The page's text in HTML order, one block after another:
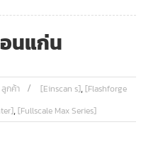
นแก่น
ลูกค้า [Einscan s],[Flashforge
,[Fullscale Max Series]